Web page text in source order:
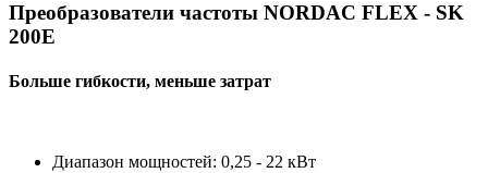
Преобразователи частоты NORDAC FLEX - SK
200E
Больше гибкости, меньше затрат
Диапазон мощностей: 0,25 - 22 кВт